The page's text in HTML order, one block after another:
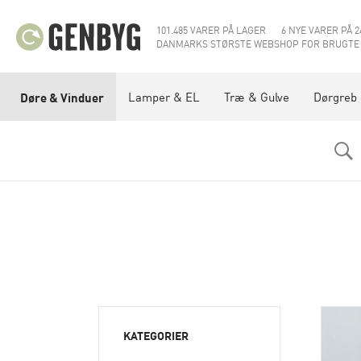
101.485 VARER PÅ LAGER
6 NYE VARER PÅ
DANMARKS STØRSTE WEBSHOP FOR
Døre & Vinduer Lamper & EL Træ & Gulve
KATEGORIER